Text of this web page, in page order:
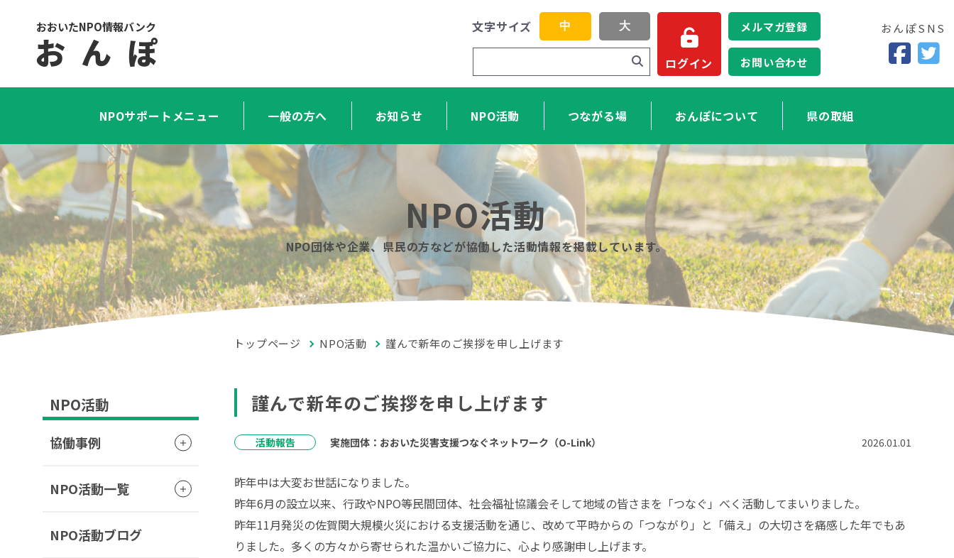
おおいたNPO情報バンク
お ん ぽ
文字サイズ 中 大
ログイン
NPOサポートメニュー 一般の方へ お知らせ NPO活動 つながる場 おんぽについて 県の取組
メルマガ登録
お問い合わせ
おんぽSNS
NPO活動
NPO団体や企業、県民の方などが協働した活動情報を掲載しています。
トップページ NPO活動 謹んで新年のご挨拶を申し上げます
謹んで新年のご挨拶を申し上げます
活動報告 実施団体：おおいた災害支援つなぐネットワーク（O-Link） 2026.01.01
昨年中は大変お世話になりました。
昨年6月の設立以来、行政やNPO等民間団体、社会福祉協議会そして地域の皆さまを「つなぐ」べく活動してまいりました。
昨年11月発災の佐賀関大規模火災における支援活動を通じ、改めて平時からの「つながり」と「備え」の大切さを痛感した年でもあ
りました。多くの方々から寄せられた温かいご協力に、心より感謝申し上げます。
NPO活動
協働事例
NPO活動一覧
NPO活動ブログ